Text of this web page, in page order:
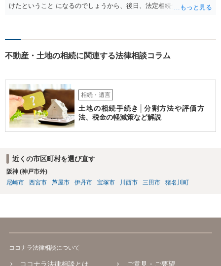
けたということ になるのでしょうから、後日、法定相続分に基づいて
不動産・土地の相続に関連する法律相談コラム
相続・遺言
土地の相続手続き│分割方法や評価方
法、税金の軽減策など解説
近くの市区町村を選び直す
阪神 (神戸市外)
尼崎市
西宮市 芦屋市 伊丹市 宝塚市 川西市 三田市 猪名川町
ココナラ法律相談について
ココナラ法律相談とは ご意見・ご要望